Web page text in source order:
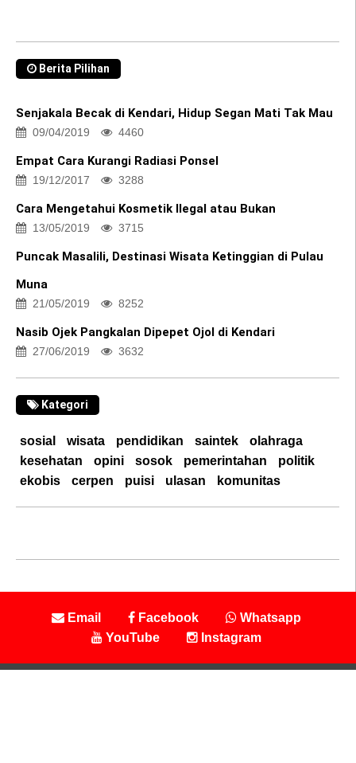
Berita Pilihan
Senjakala Becak di Kendari, Hidup Segan Mati Tak Mau
09/04/2019 4460
Empat Cara Kurangi Radiasi Ponsel
19/12/2017 3288
Cara Mengetahui Kosmetik Ilegal atau Bukan
13/05/2019 3715
Puncak Masalili, Destinasi Wisata Ketinggian di Pulau
Muna
21/05/2019 8252
Nasib Ojek Pangkalan Dipepet Ojol di Kendari
27/06/2019 3632
Kategori
sosial wisata pendidikan saintek
olahraga
kesehatan
opini sosok pemerintahan
politik
ekobis
cerpen puisi ulasan komunitas
Email Facebook
Whatsapp
YouTube
Instagram